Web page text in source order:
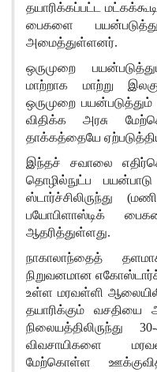
தயாரிக்கப்பட்ட
பைகளை
அமைத்துள்ளனர்.
ஒருமுறை
மாற்றாக மாற்று
ஒருமுறை
விதிக்க அரசு
தாக்கத்தையே
இந்தச் சவாலை
தொழில்நுட்ப
ஸ்டார்ச்சிலிருந்து
பயோபிளாஸ்டிக்
ஆதரித்துள்ளது.
நாகாலாந்தைத்
நிறுவனமான
உள்ள மரவள்ளி
தயாரிக்கும் வசதியை
நிலையத்திலிருந்து
விவசாயிகளை
மேற்கொள்ள